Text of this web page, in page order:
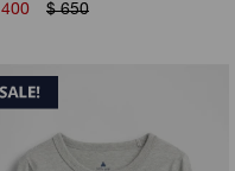
400 $ 650